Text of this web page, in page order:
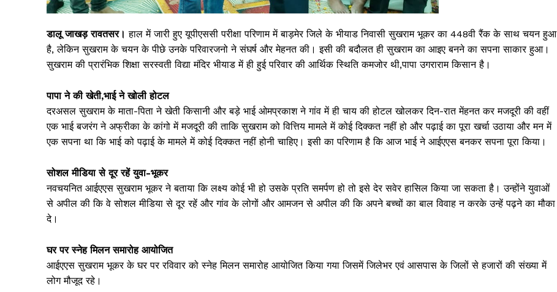
डालू जाखड़ रावतसर।हाल में जारी हुए यूपीएससी परीक्षा परिणाम में बाड़मेर जिले के भीयाड निवासी सुखराम भूकर का 448वी रैंक के साथ चयन हुआ
है, लेकिन सुखराम के चयन के पीछे उनके परिवारजनो ने संघर्ष और मेहनत की। इसी की बदौलत ही सुखराम का आइए बनने का सपना साकार हुआ।
सुखराम की प्रारंभिक शिक्षा सरस्वती विद्या मंदिर भीयाड में ही हुई परिवार की आर्थिक स्थिति कमजोर थी,पापा उगराराम किसान है।
पापा ने की खेती,भाई ने खोली होटल
दरअसल सुखराम के माता-पिता ने खेती किसानी और बड़े भाई ओमप्रकाश ने गांव में ही चाय की होटल खोलकर दिन-रात मेंहनत कर मजदूरी की वहीं
एक भाई बजरंग ने अफ्रीका के कांगो में मजदूरी की ताकि सुखराम को वित्तिय मामले में कोई दिक्कत नहीं हो और पढ़ाई का पूरा खर्चा उठाया और मन में
एक सपना था कि भाई को पढ़ाई के मामले में कोई दिक्कत नहीं होनी चाहिए। इसी का परिणाम है कि आज भाई ने आईएएस बनकर सपना पूरा किया।
सोशल मीडिया से दूर रहें युवा-भूकर
नवचयनित आईएएस सुखराम भूकर ने बताया कि लक्ष्य कोई भी हो उसके प्रति समर्पण हो तो इसे देर सवेर हासिल किया जा सकता है। उन्होंने युवाओं
से अपील की कि वे सोशल मीडिया से दूर रहें और गांव के लोगों और आमजन से अपील की कि अपने बच्चों का बाल विवाह न करके उन्हें पढ़ने का मौका
दे।
घर पर स्नेह मिलन समारोह आयोजित
आईएएस सुखराम भूकर के घर पर रविवार को स्नेह मिलन समारोह आयोजित किया गया जिसमें जिलेभर एवं आसपास के जिलों से हजारों की संख्या में
लोग मौजूद रहे।